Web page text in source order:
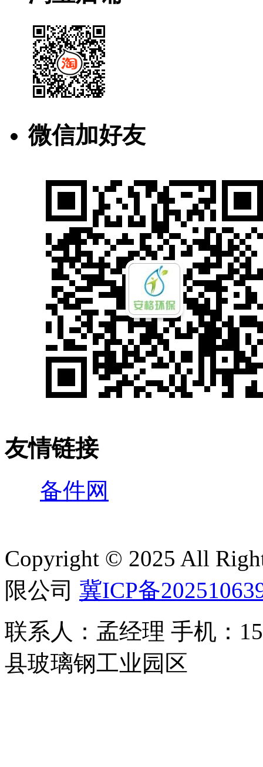
微信加好友
友情链接
备件网
Copyright © 2025 All
限公司 冀ICP备
联系人：孟经理 手机：
县玻璃钢工业园区